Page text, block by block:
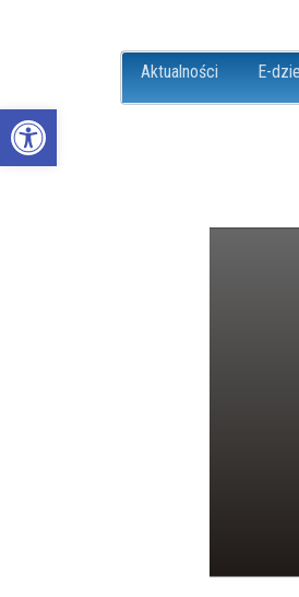
Open toolbar
Aktualności E-